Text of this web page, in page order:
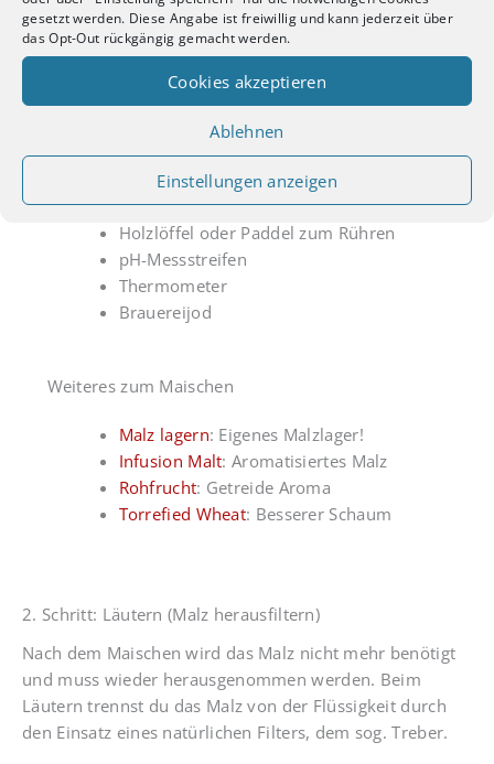
gesetzt werden. Diese Angabe ist freiwillig und kann jederzeit über
das Opt-Out rückgängig gemacht werden.
Cookies akzeptieren
Ablehnen
Einstellungen anzeigen
Mehr Infos zum Thema im BeitragMaischverfahren.
Ausrüstung zum Maischen
Einkocher, Topf mit Elektroplatte oder
Vollautomat
Holzlöffel oder Paddel zum Rühren
pH-Messstreifen
Thermometer
Brauereijod
Weiteres zum Maischen
Malz lagern: Eigenes Malzlager!
Infusion Malt: Aromatisiertes Malz
Rohfrucht: Getreide Aroma
Torrefied Wheat: Besserer Schaum
2. Schritt: Läutern (Malz herausfiltern)
Nach dem Maischen wird das Malz nicht mehr benötigt
und muss wieder herausgenommen werden. Beim
Läutern trennst du das Malz von der Flüssigkeit durch
den Einsatz eines natürlichen Filters, dem sog. Treber.